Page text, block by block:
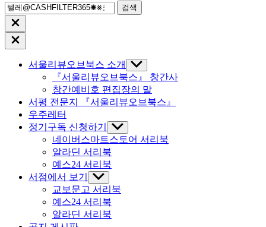
검
색:Close
search
Close
Off
서울리뷰오브북스 소개
Show
sub
menu
『서울리뷰오브북스』 창간사
창간예비호 편집장의 말
서평 전문지 『서울리뷰오브북스』
우주레터
정기구독 신청하기
Show
sub
menu
네이버스마트스토어 서리북
알라딘 서리북
예스24 서리북
서점에서 보기
Show
sub
menu
교보문고 서리북
예스24 서리북
알라딘 서리북